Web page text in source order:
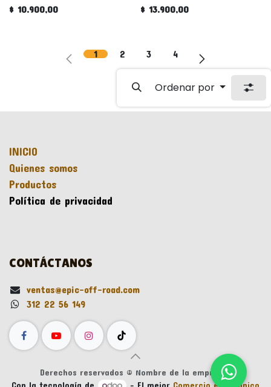
$ 10.900,00 $ 13.900,00
1 2 3 4
Ordenar por
INICIO
Quienes somos
Productos
Política de privacidad
CONTÁCTANOS
ventas@epic-off-road.com
312 22 56 149
Derechos reservados © Nombre de la empresa